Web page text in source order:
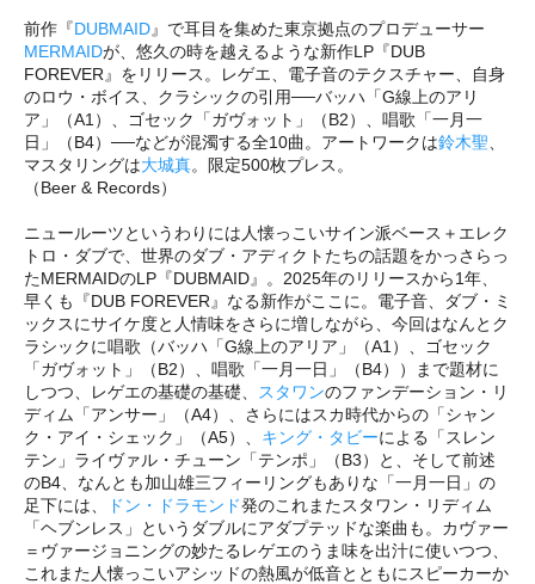
前作『DUBMAID』で耳目を集めた東京拠点のプロデューサー
MERMAIDが、悠久の時を越えるような新作LP『DUB
FOREVER』をリリース。レゲエ、電子音のテクスチャー、自身
のロウ・ボイス、クラシックの引用──バッハ「G線上のアリ
ア」（A1）、ゴセック「ガヴォット」（B2）、唱歌「一月一
日」（B4）──などが混濁する全10曲。アートワークは鈴木聖
マスタリングは大城真。限定500枚プレス。
（Beer & Records）
ニュールーツというわりには人懐っこいサイン派ベース＋エレク
トロ・ダブで、世界のダブ・アディクトたちの話題をかっさらっ
たMERMAIDのLP『DUBMAID』。2025年のリリースから1年、
早くも『DUB FOREVER』なる新作がここに。電子音、ダブ・ミ
ックスにサイケ度と人情味をさらに増しながら、今回はなんとク
ラシックに唱歌（バッハ「G線上のアリア」（A1）、ゴセック
「ガヴォット」（B2）、唱歌「一月一日」（B4））まで題材に
しつつ、レゲエの基礎の基礎、
スタワンのファンデーション・リ
ディム「アンサー」（A4）、さらにはスカ時代からの「シャン
ク・アイ・シェック」（A5）、 キング・タビーによる「スレン
テン」ライヴァル・チューン「テンポ」（B3）と、そして前述
のB4、なんとも加山雄三フィーリングもありな「一月一日」の
足下には、
ドン・ドラモンド発のこれまたスタワン・リディム
「ヘブンレス」というダブルにアダプテッドな楽曲も。カヴァー
＝ヴァージョニングの妙たるレゲエのうま味を出汁に使いつつ、
これまた人懐っこいアシッドの熱風が低音とともにスピーカーか